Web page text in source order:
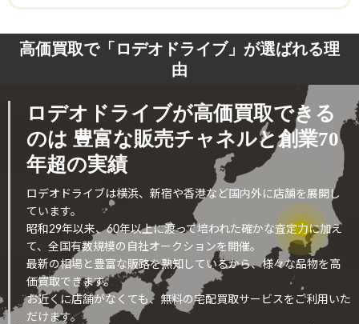
高価買取で「ロデオドライブ」が選ばれる理
由
ロデオドライブが高価買取できる
のは 豊富な販売チャネルと創業70
年超の実績
ロデオドライブは横浜、新宿や香港など国内外に店舗を展開し
ています。
昭和29年以来、60年以上に渡って培われた確かな査定力に加え
て、全国有数規模の自社オークションを開催。
最新の相場と豊富な販路を熟知しているから、様々な品物を高
価買取できます。
お近くに店舗がなくても、無料の宅配買取サービスをご利用いた
だけます。